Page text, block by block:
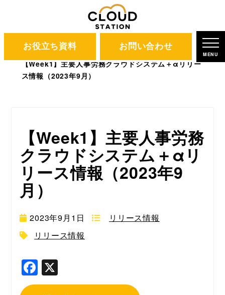
お役立ち資料 お問い合わせ
MENU
CLOUD STATION
ブログ
【Week1】主要人事労務クラウドシステム＋αリリー
ス情報（2023年9月）
【Week1】主要人事労務
クラウドシステム＋αリ
リース情報（2023年9
月）
2023年9月1日
リリース情報
リリース情報
F
a